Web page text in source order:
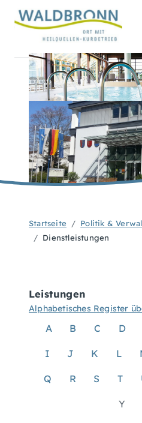
Startseite Politik &
Dienstleistungen
Leistungen
Alphabetisches Register
A B C D
I J K L
Q R S T
Y